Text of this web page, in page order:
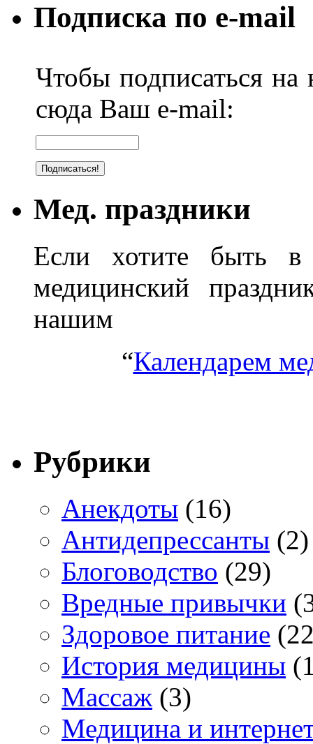
Подписка по e-mail
Чтобы подписаться на
сюда Ваш e-mail:
Мед. праздники
Если хотите быть в
медицинский
нашим
“Календарем
Рубрики
Анекдоты (16)
Антидепрессанты (2)
Блоговодство (29)
Вредные привычки
Здоровое питание
История медицины
Массаж (3)
Медицина и